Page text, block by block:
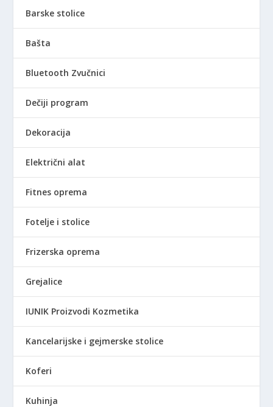
0
R
S
.
Barske stolice
Bašta
Bluetooth Zvučnici
Dečiji program
Dekoracija
Električni alat
Fitnes oprema
Fotelje i stolice
Frizerska oprema
Grejalice
IUNIK Proizvodi Kozmetika
Kancelarijske i gejmerske stolice
Koferi
Kuhinja